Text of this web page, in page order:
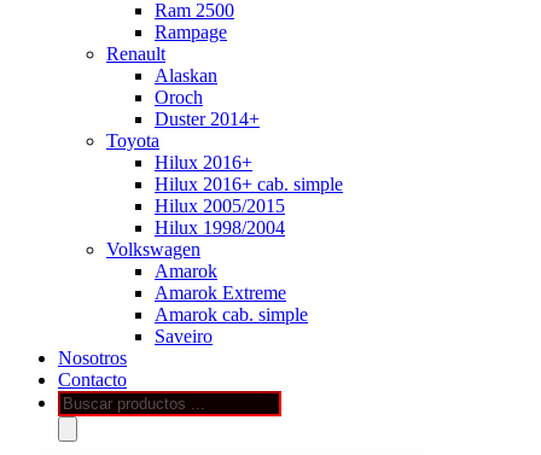
Ram 2500
Rampage
Renault
Alaskan
Oroch
Duster 2014+
Toyota
Hilux 2016+
Hilux 2016+ cab. simple
Hilux 2005/2015
Hilux 1998/2004
Volkswagen
Amarok
Amarok Extreme
Amarok cab. simple
Saveiro
Nosotros
Contacto
Búsqueda
de
productos